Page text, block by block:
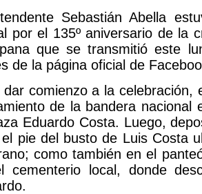
Sebastián Abella
por el 135º aniversario de la
que se transmitió este
de la página oficial de
dar comienzo a la celebración,
de la bandera nacional
Eduardo Costa. Luego,
pie del busto de Luis Costa
como también en el
cementerio local, donde